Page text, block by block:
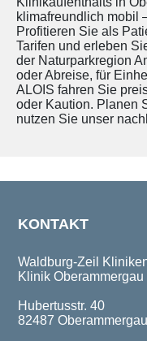
klimafreundlich mobil
Profitieren Sie als
Tarifen und erleben
der Naturparkregion
oder Abreise, für
ALOIS fahren Sie
oder Kaution. Planen
nutzen Sie unser
KONTAKT
Waldburg-Zeil
Klinik Oberammergau
Hubertusstr. 40
82487 Oberammergau